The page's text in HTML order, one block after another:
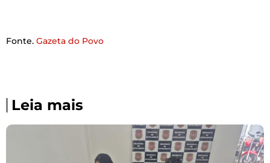
Fonte. Gazeta do Povo
Leia mais